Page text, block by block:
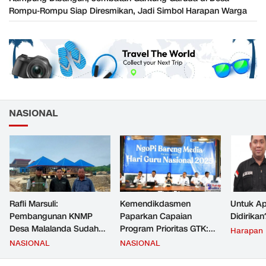
Rompu-Rompu Siap Diresmikan, Jadi Simbol Harapan Warga
NASIONAL
Rafli Marsuli:
Pembangunan KNMP
Desa Malalanda Sudah
Mencapai 69 Persen dan
NASIONAL
Kemendikdasmen
Paparkan Capaian
Program Prioritas GTK:
Kompetensi Meningkat,
NASIONAL
Untuk
Harapan